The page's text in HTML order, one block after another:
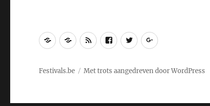
Festivals.be
LinksRSS Facebook
TwitterGoogle+
Festivals.be Met trots aangedreven door WordPress